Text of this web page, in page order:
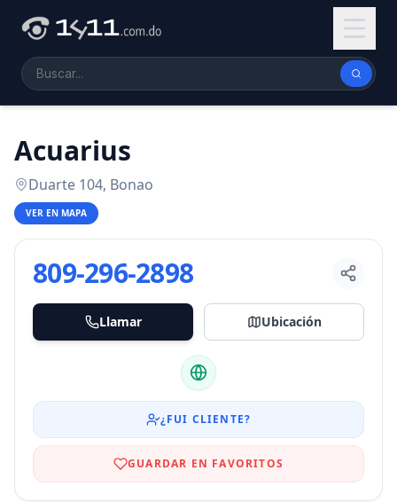
Acuarius
Duarte 104, Bonao
VER EN MAPA
809-296-2898
Llamar Ubicación
¿FUI CLIENTE?
GUARDAR EN FAVORITOS